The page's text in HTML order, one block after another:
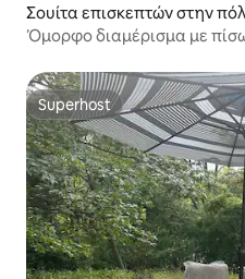
Σουίτα επισκεπτών στην
Όμορφο διαμέρισμα με
Superhost
Superhost